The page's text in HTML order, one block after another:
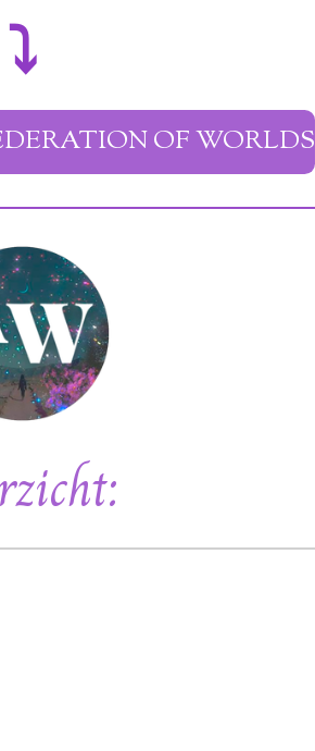
⤵︎
OF WORLDS